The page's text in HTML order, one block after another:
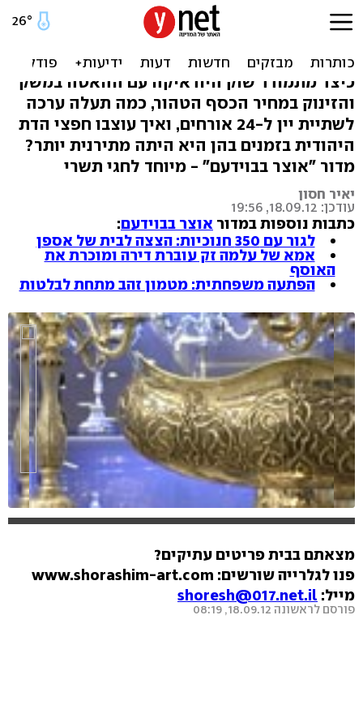
עירום ויודאיקה: לפעמים זה
כיצד מתמודד שוק היודאיקה עם ההאטה במשק
והזינוק במחיר הכסף הטהור, כמה תעלה ערכה
לשתיית יין ל-24 אורחים, ואיך עוצבו חפצי הדת
היהודית בזמנים בהן היא היתה מתירנית יותר?
מדור "אוצר בבוידעם" - מיוחד לחגי תשרי
יאיר חסון
עודכן: 18.09.12, 19:56
כתבות נוספות במדור אוצר בבוידעם:
לגור עם 350 חנוכיות: הצצה לבית של אספן
אמא של עלמה זק עוברת דירה ומוכרת את
האוסף
הפתעה משפחתית: מטמון זהב מתחת לבלטות
hlsjs-lite: Network errorמצאתם בבית פריטים עתיקים?
פנו לגלרייה שורשים: www.shorashim-art.com
מייל: shoresh@017.net.il
פורסם לראשונה 18.09.12, 08:19